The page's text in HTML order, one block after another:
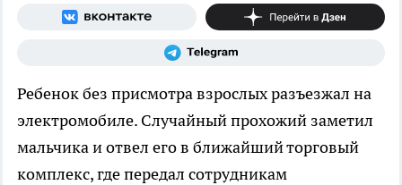
Ребенок без присмотра взрослых разъезжал на
электромобиле. Случайный прохожий заметил
мальчика и отвел его в ближайший торговый
комплекс, где передал сотрудникам